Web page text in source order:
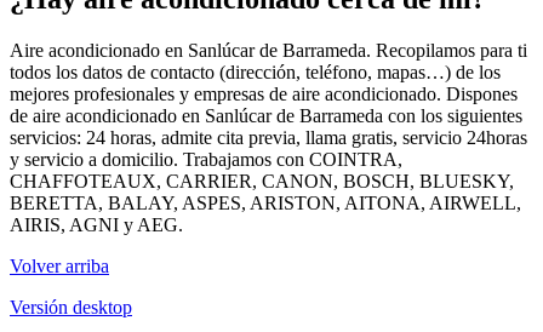
Aire acondicionado en Sanlúcar de Barrameda. Recopilamos para ti
todos los datos de contacto (dirección, teléfono, mapas…) de los
mejores profesionales y empresas de aire acondicionado. Dispones
de aire acondicionado en Sanlúcar de Barrameda con los siguientes
servicios: 24 horas, admite cita previa, llama gratis, servicio 24horas
y servicio a domicilio. Trabajamos con COINTRA,
CHAFFOTEAUX, CARRIER, CANON, BOSCH, BLUESKY,
BERETTA, BALAY, ASPES, ARISTON, AITONA, AIRWELL,
AIRIS, AGNI y AEG.
Volver arriba
Versión desktop